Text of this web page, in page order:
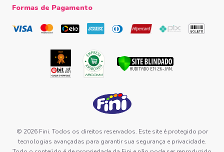
Formas de Pagamento
© 2026 Fini. Todos os direitos reservados. Este site é protegido por
tecnologias avançadas para garantir sua segurança e privacidade.